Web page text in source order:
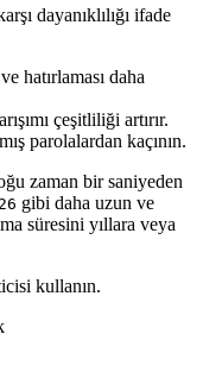
dayanıklılığı ifade
hatırlaması daha
çeşitliliği artırır.
parolalardan kaçının.
zaman bir saniyeden
gibi daha uzun ve
süresini yıllara veya
kullanın.